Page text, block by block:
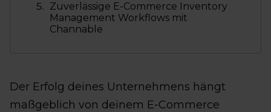
Zuverlässige E-Commerce Inventory
Management Workflows mit
Channable
Der Erfolg deines Unternehmens hängt
maßgeblich von deinem E-Commerce